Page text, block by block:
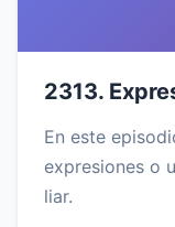
2313.
En este
expresiones o
liar.